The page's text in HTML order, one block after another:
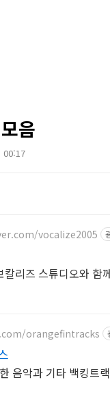
음
00:17
vocalize2005
칼리즈 스튜디오와 함
orangefintracks
음악과 기타 백킹트